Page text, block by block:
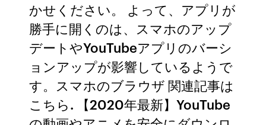
かせください。 よって、アプリが
勝手に開くのは、スマホのアップ
デートやYouTubeアプリのバーシ
ョンアップが影響しているようで
す。スマホのブラウザ 関連記事は
こちら. 【2020年最新】YouTube